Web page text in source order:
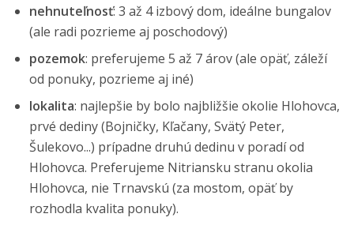
nehnuteľnosť: 3 až 4 izbový dom, ideálne bungalov
(ale radi pozrieme aj poschodový)
pozemok: preferujeme 5 až 7 árov (ale opäť, záleží
od ponuky, pozrieme aj iné)
lokalita: najlepšie by bolo najbližšie okolie Hlohovca,
prvé dediny (Bojničky, Kľačany, Svätý Peter,
Šulekovo...) prípadne druhú dedinu v poradí od
Hlohovca. Preferujeme Nitriansku stranu okolia
Hlohovca, nie Trnavskú (za mostom, opäť by
rozhodla kvalita ponuky).